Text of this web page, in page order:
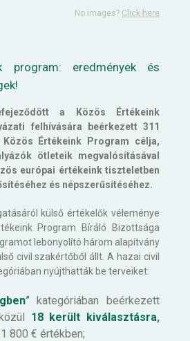
No images? Click here
program: eredmények és
a Közös Értékeink
felhívására beérkezett 311
Értékeink Program célja,
ötleteik megvalósításával
európai értékeink tiszteletben
és népszerűsítéséhez.
külső értékelők véleménye
Program Bíráló Bizottsága
lebonyolító három alapítvány
civil szakértőből állt. A hazai civil
nyújthatták be terveiket:
”kategóriában beérkezett
18 került kiválasztásra,
800 € értékben;